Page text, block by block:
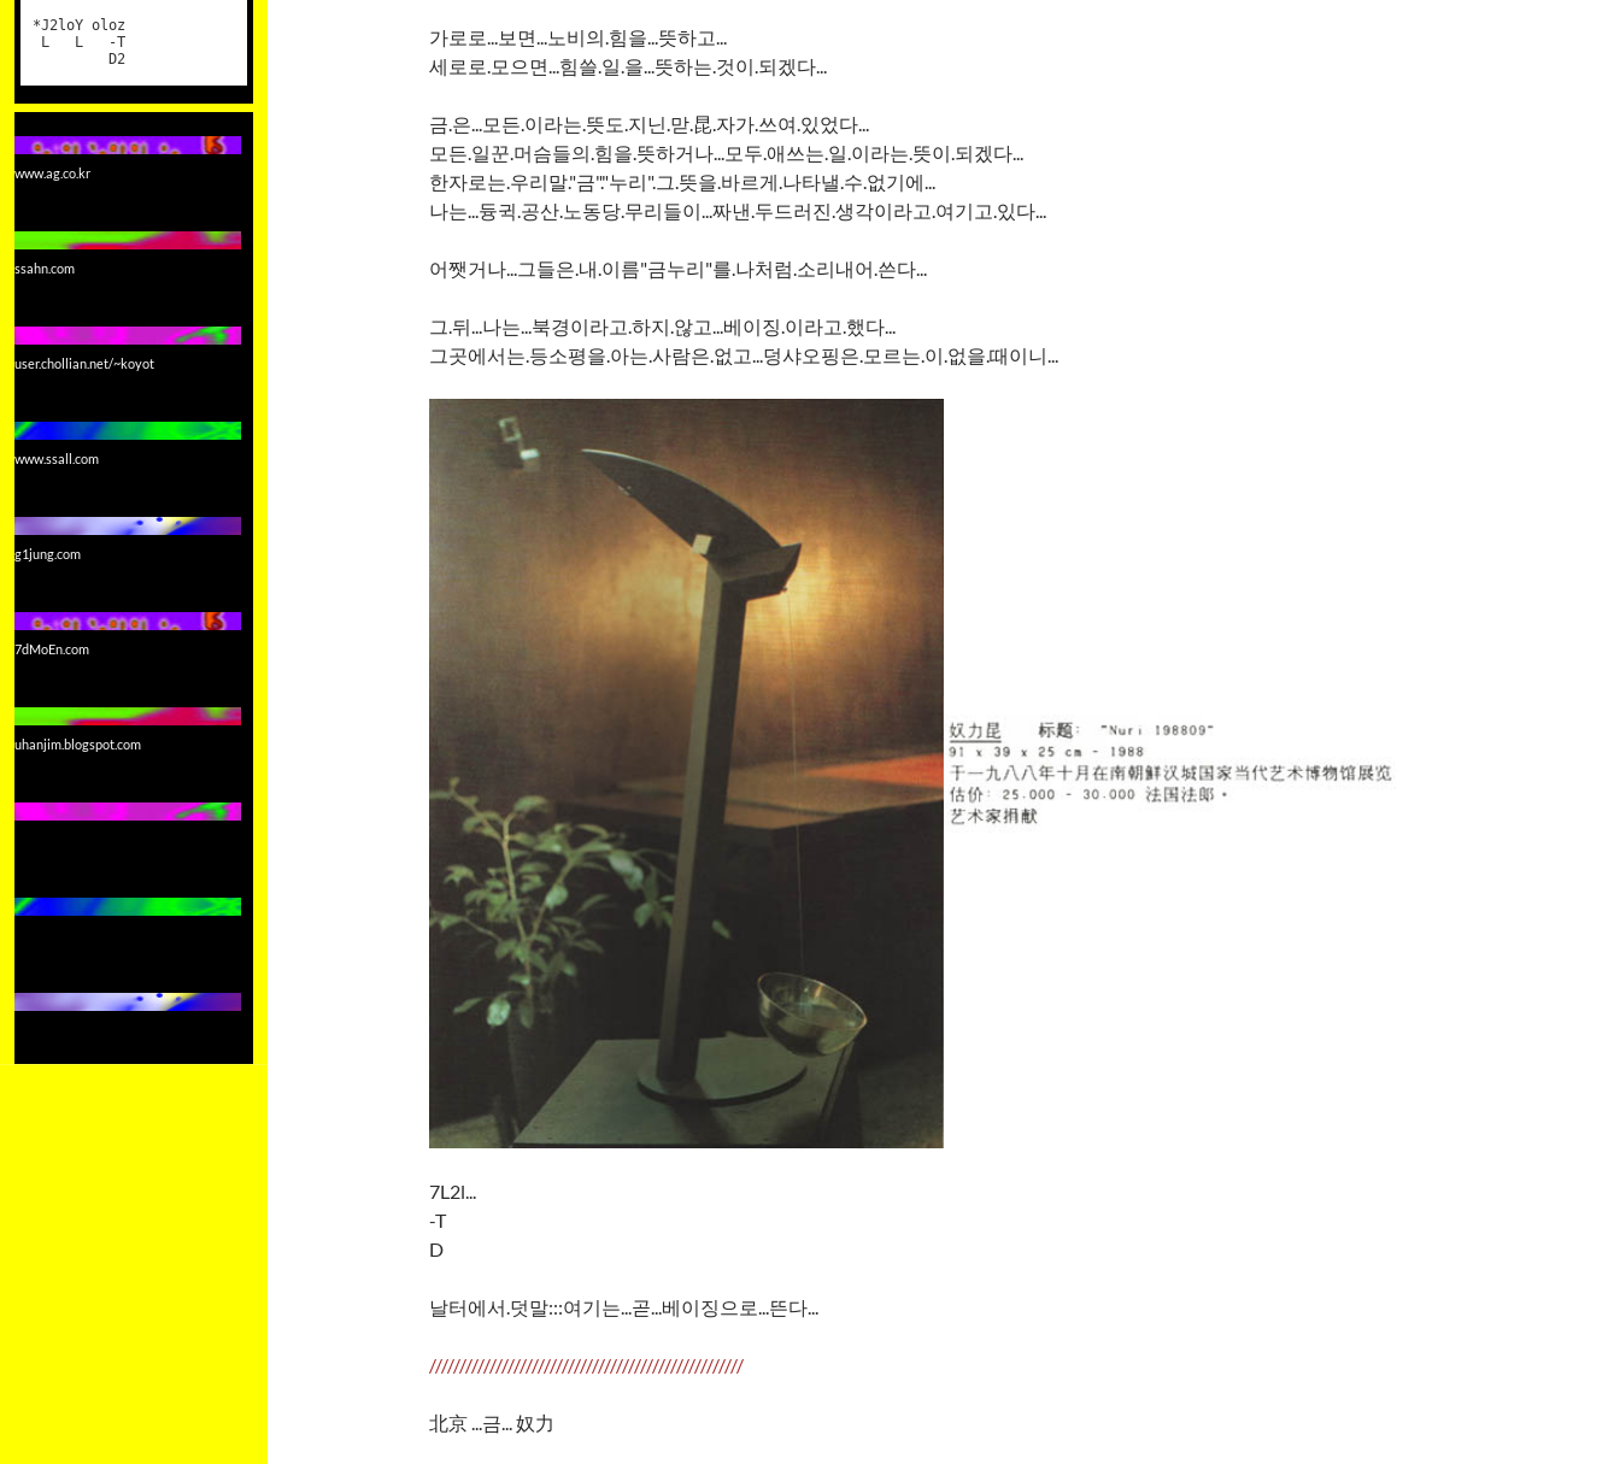
가로로...보면...노비의.힘을...뜻하고...
세로로.모으면...힘쓸.일.을...뜻하는.것이.되겠다...
금.은...모든.이라는.뜻도.지닌.맏.昆.자가.쓰여.있었다...
모든.일꾼.머슴들의.힘을.뜻하거나...모두.애쓰는.일.이라는.뜻이.되겠다...
한자로는.우리말."금"."누리".그.뜻을.바르게.나타낼.수.없기에...
나는...듕귁.공산.노동당.무리들이...짜낸.두드러진.생각이라고.여기고.있다...
어쨋거나...그들은.내.이름"금누리"를.나처럼.소리내어.쓴다...
그.뒤...나는...북경이라고.하지.않고...베이징.이라고.했다...
그곳에서는.등소평을.아는.사람은.없고...덩샤오핑은.모르는.이.없을.때이니...
7L2l...
-T
D
날터에서.덧말:::여기는...곧...베이징으로...뜬다...
////////////////////////////////////////////////////
北京 ...금... 奴力
*J2loY oloz
L L -T
D2
www.ag.co.kr
ssahn.com
user.chollian.net/~koyot
www.ssall.com
g1jung.com
7dMoEn.com
uhanjim.blogspot.com